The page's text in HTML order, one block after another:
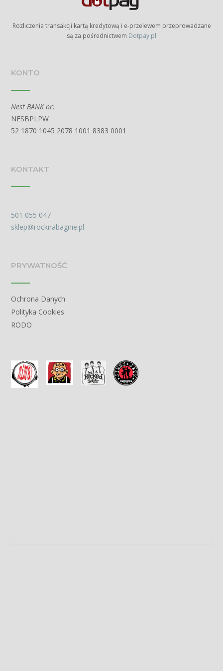
Rozliczenia transakcji kartą kredytową i e-przelewem przeprowadzane
są za pośrednictwem Dotpay.pl
KONTO
Nest BANK nr:
NESBPLPW
52 1870 1045 2078 1001 8383 0001
KONTAKT
501 055 047
sklep@rocknabagnie.pl
PRYWATNOŚĆ
Ochrona Danych
Polityka Cookies
RODO